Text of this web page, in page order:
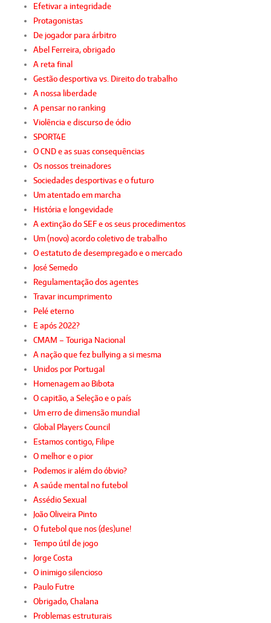
Efetivar a integridade
Protagonistas
De jogador para árbitro
Abel Ferreira, obrigado
A reta final
Gestão desportiva vs. Direito do trabalho
A nossa liberdade
A pensar no ranking
Violência e discurso de ódio
SPORT4E
O CND e as suas consequências
Os nossos treinadores
Sociedades desportivas e o futuro
Um atentado em marcha
História e longevidade
A extinção do SEF e os seus procedimentos
Um (novo) acordo coletivo de trabalho
O estatuto de desempregado e o mercado
José Semedo
Regulamentação dos agentes
Travar incumprimento
Pelé eterno
E após 2022?
CMAM – Touriga Nacional
A nação que fez bullying a si mesma
Unidos por Portugal
Homenagem ao Bibota
O capitão, a Seleção e o país
Um erro de dimensão mundial
Global Players Council
Estamos contigo, Filipe
O melhor e o pior
Podemos ir além do óbvio?
A saúde mental no futebol
Assédio Sexual
João Oliveira Pinto
O futebol que nos (des)une!
Tempo útil de jogo
Jorge Costa
O inimigo silencioso
Paulo Futre
Obrigado, Chalana
Problemas estruturais